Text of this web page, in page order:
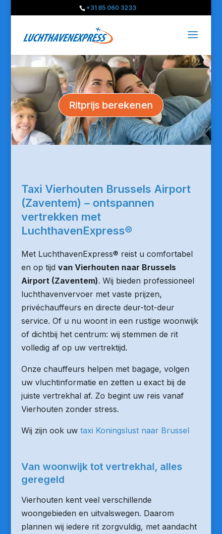
+31 85 060 3233
Ritprijs berekenen
Taxi Vierhouten Brussels Airport
(Zaventem) – ontspannen
vertrekken met
LuchthavenExpress®
Met LuchthavenExpress® reist u comfortabel
en op tijd van Vierhouten naar Brussels
Airport (Zaventem). Wij bieden professioneel
luchthavenvervoer met vaste prijzen,
privéchauffeurs en directe deur-tot-deur
service. Of u nu woont in een rustige woonwijk
of dichtbij het centrum: wij stemmen de rit
volledig af op uw vertrektijd.
Onze chauffeurs helpen met bagage, volgen
uw vluchtinformatie en zetten u exact bij de
juiste vertrekhal af. Zo begint uw reis vanaf
Vierhouten zonder stress.
Wij zijn ook uw taxi Koningslust naar Brussel
Van woonwijk tot vertrekhal, alles
geregeld
Vierhouten kent veel verschillende
woongebieden en uitvalswegen. Daarom
plannen wij iedere rit zorgvuldig, met aandacht